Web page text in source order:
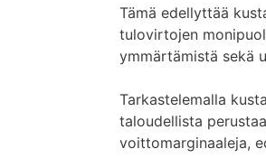
Tämä edellyttää
tulovirtojen
ymmärtämistä sekä
Tarkastelemalla
taloudellista
voittomarginaaleja,